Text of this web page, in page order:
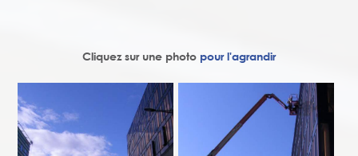
Cliquez sur une photo pour l'agrandir